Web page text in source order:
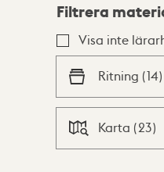
Lista
Filtrera
Visa inte
Ritning (14)
Karta (23)